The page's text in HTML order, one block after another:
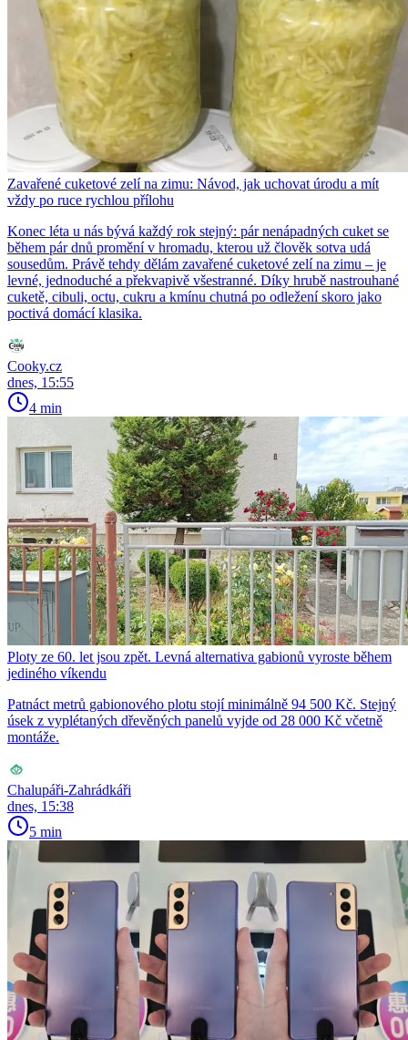
Zavařené cuketové zelí na zimu: Návod, jak uchovat úrodu a mít
vždy po ruce rychlou přílohu
Konec léta u nás bývá každý rok stejný: pár nenápadných cuket se
během pár dnů promění v hromadu, kterou už člověk sotva udá
sousedům. Právě tehdy dělám zavařené cuketové zelí na zimu – je
levné, jednoduché a překvapivě všestranné. Díky hrubě nastrouhané
cuketě, cibuli, octu, cukru a kmínu chutná po odležení skoro jako
poctivá domácí klasika.
Cooky.cz
dnes, 15:55
4 min
Ploty ze 60. let jsou zpět. Levná alternativa gabionů vyroste během
jediného víkendu
Patnáct metrů gabionového plotu stojí minimálně 94 500 Kč. Stejný
úsek z vyplétaných dřevěných panelů vyjde od 28 000 Kč včetně
montáže.
Chalupáři-Zahrádkáři
dnes, 15:38
5 min